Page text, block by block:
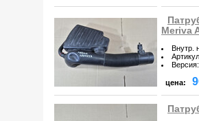
Meriva
Внутр.
Артикул
Версия:
цена: